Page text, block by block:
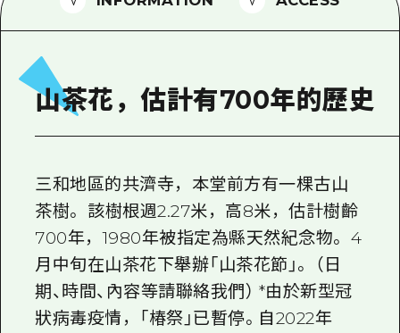
自然
志願者指南
廣島視頻
照片下載
災難發生期間的交通資訊
廣島縣觀光宣傳冊
山茶花，估計有700年的歷史
三和地區的共濟寺，本堂前方有一棵古山
茶樹。 該樹根週2.27米，高8米，估計樹齡
700年，1980年被指定為縣天然紀念物。 4
月中旬在山茶花下舉辦「山茶花節」。 （日
期、時間、內容等請聯絡我們） *由於新型冠
狀病毒疫情，「椿祭」已暫停。自2022年